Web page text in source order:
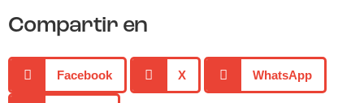
Compartir en
Facebook X WhatsApp